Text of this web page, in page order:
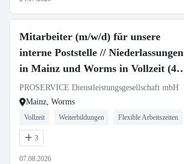
Mitarbeiter (m/w/d) für unsere
interne Poststelle // Niederlassungen
in Mainz und Worms in Vollzeit (40
Wochenstunden)
PROSERVICE Dienstleistungsgesellschaft mbH
Mainz, Worms
Vollzeit Weiterbildungen Flexible Arbeitszeiten
3
07.08.2026